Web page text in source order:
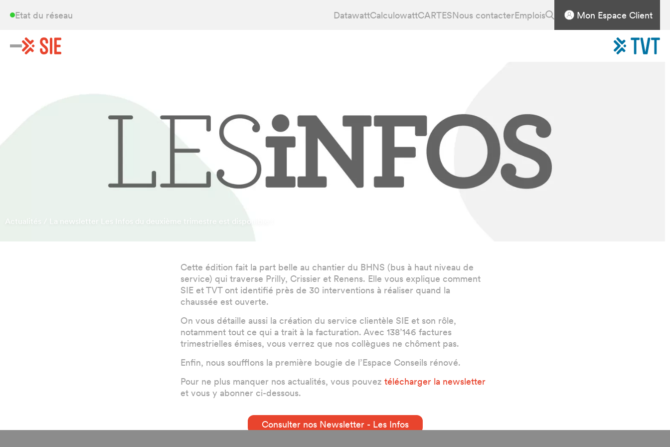
Etat du réseau DatawattCalculowattCARTESNous contacterEmplois Mon Espace Client
Actualités / La newsletter Les Infos du deuxième trimestre est disponible !
Cette édition fait la part belle au chantier du BHNS (bus à haut niveau de
service) qui traverse Prilly, Crissier et Renens. Elle vous explique comment
SIE et TVT ont identifié près de 30 interventions à réaliser quand la
chaussée est ouverte.
On vous détaille aussi la création du service clientèle SIE et son rôle,
notamment tout ce qui a trait à la facturation. Avec 138’146 factures
trimestrielles émises, vous verrez que nos collègues ne chôment pas.
Enfin, nous soufflons la première bougie de l’Espace Conseils rénové.
Pour ne plus manquer nos actualités, vous pouvez télécharger la newsletter
et vous y abonner ci-dessous.
Consulter nos Newsletter - Les Infos